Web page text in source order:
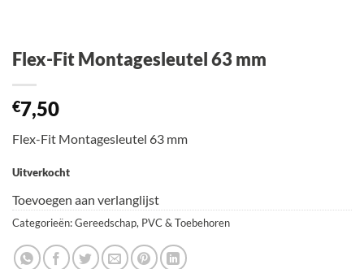
Flex-Fit Montagesleutel 63 mm
€7,50
Flex-Fit Montagesleutel 63 mm
Uitverkocht
Toevoegen aan verlanglijst
Categorieën:Gereedschap, PVC & Toebehoren